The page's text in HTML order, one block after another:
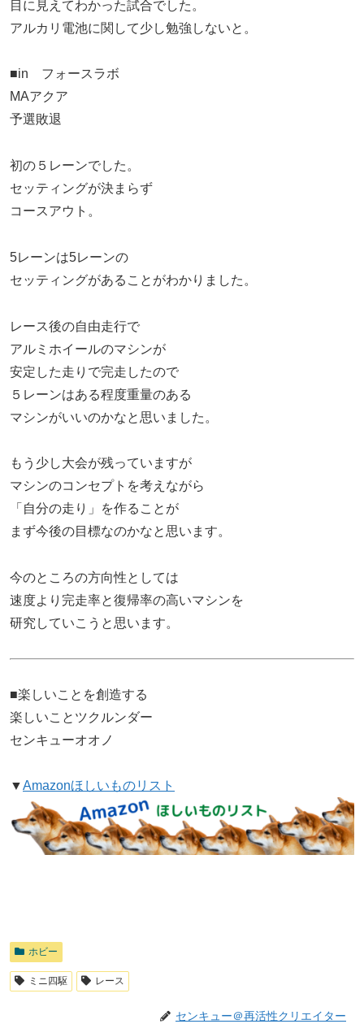
目に見えてわかった試合でした。
アルカリ電池に関して少し勉強しないと。
■in フォースラボ
MAアクア
予選敗退
初の５レーンでした。
セッティングが決まらず
コースアウト。
5レーンは5レーンの
セッティングがあることがわかりました。
レース後の自由走行で
アルミホイールのマシンが
安定した走りで完走したので
５レーンはある程度重量のある
マシンがいいのかなと思いました。
もう少し大会が残っていますが
マシンのコンセプトを考えながら
「自分の走り」を作ることが
まず今後の目標なのかなと思います。
今のところの方向性としては
速度より完走率と復帰率の高いマシンを
研究していこうと思います。
■楽しいことを創造する
楽しいことツクルンダー
センキューオオノ
▼Amazonほしいものリスト
ホビー
ミニ四駆 レース
センキュー＠再活性クリエイター